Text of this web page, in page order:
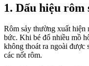
1. Dấu hiệu rôm
Rôm sảy thường xuất hiện
bức. Khi bé đổ nhiều mồ
không thoát ra ngoài được
các nốt rôm.